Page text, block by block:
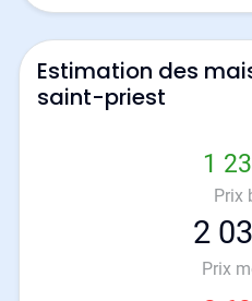
Estimation des
saint-priest
1
Prix
2
Prix